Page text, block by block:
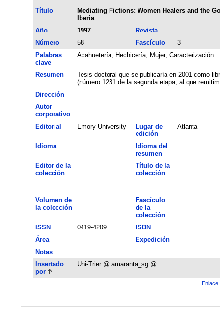
Título
Mediating Fictions: Women Healers and the
Iberia
Año
1997
Revista
Número
58 Fascículo
3
Palabras
clave
Acahuetería; Hechicería; Mujer; Caracterización
Resumen
Tesis doctoral que se publicaría en 2001 como
(número 1231 de la segunda etapa, al que
Dirección
Autor
corporativo
Editorial
Emory University
Lugar de
edición
Atlanta
Idioma
Idioma del
resumen
Editor de la
colección
Título de la
colección
Volumen de
la colección
Fascículo
de la
colección
ISSN
0419-4209
ISBN
Área
Expedición
Notas
Insertado
por
Uni-Trier @ amaranta_sg @
Enlace